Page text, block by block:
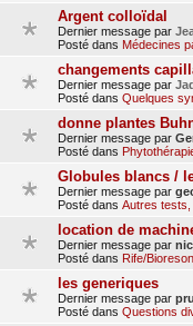
Argent colloïdal
Dernier message par
Posté dans Médecines
changements
Dernier message par
Posté dans Quelques
donne plantes
Dernier message par
Posté dans
Globules blancs /
Dernier message par
Posté dans Autres
location de
Dernier message par
Posté dans Rife/
les generiques
Dernier message par
Posté dans Questions